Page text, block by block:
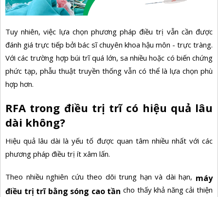
Tuy nhiên, việc lựa chọn phương pháp điều trị vẫn cần được
đánh giá trực tiếp bởi bác sĩ chuyên khoa hậu môn - trực tràng.
Với các trường hợp búi trĩ quá lớn, sa nhiều hoặc có biến chứng
phức tạp, phẫu thuật truyền thống vẫn có thể là lựa chọn phù
hợp hơn.
RFA trong điều trị trĩ có hiệu quả lâu
dài không?
Hiệu quả lâu dài là yếu tố được quan tâm nhiều nhất với các
phương pháp điều trị ít xâm lấn.
Theo nhiều nghiên cứu theo dõi trung hạn và dài hạn, máy
điều trị trĩ bằng sóng cao tần cho thấy khả năng cải thiện